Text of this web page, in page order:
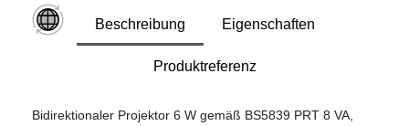
Beschreibung Eigenschaften
Produktreferenz
Bidirektionaler Projektor 6 W gemäß BS5839 PRT 8 VA,